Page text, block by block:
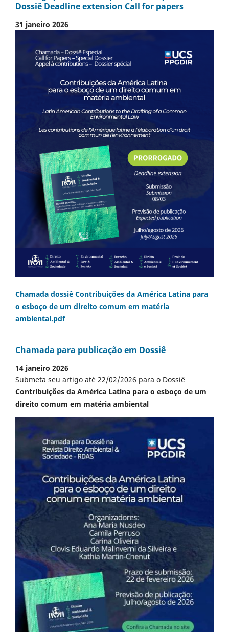
Dossiê Deadline extension Call for papers
31 janeiro 2026
Chamada dossiê Contribuições da América Latina para
o esboço de um direito comum em matéria
ambiental.pdf
Chamada para publicação em Dossiê
14 janeiro 2026
Submeta seu artigo até 22/02/2026 para o Dossiê
Contribuições da América Latina para o esboço de um
direito comum em matéria ambiental